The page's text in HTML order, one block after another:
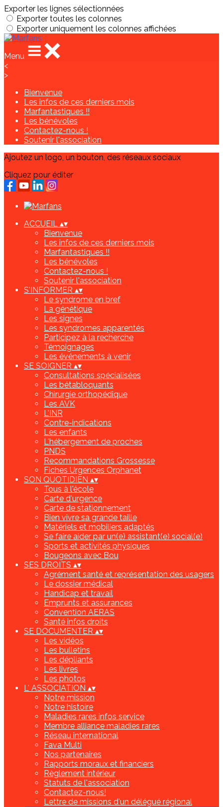
Exporter les lignes sélectionnées
Exporter toutes les colonnes
Exporter uniquement les colonnes affichées
Menu
<
>
Bienvenue
Les infos de ces derniers mois
Marfantastiques !!
Les bénévoles
Contactez-nous !
Soutenir l'association
Ajoutez un logo, un bouton, des réseaux sociaux
Cliquez pour éditer
ACCUEIL ▴▾
Bienvenue
Les infos de ces derniers mois
Marfantastiques !!
Les bénévoles
Contactez-nous !
Soutenir l'association
S'INFORMER ▴▾
Le syndrome en bref
La génétique
Les signes
Les syndromes apparentés
Participez à la recherche
Témoignages
Les événements à venir
SE SOIGNER ▴▾
Consultations spécialisées
Les bétabloquants
Chirurgie orthopédique
Les AVK
L'INR
Contre-indications
Les enfants
L'hébergement de proches
PNDS
Recommandations Grossesse
Fiches Urgences Orphanet
SON QUOTIDIEN ▴▾
Tous à l'école
Carte d'urgence
Carte de stationnement
Bien vivre sa grande taille
Matériels et mobiliers adaptés
Se faire aider par un(e) assistant(e) social(e)
Sports et activités physiques
Bougeons avec Bou
SES DROITS ▴▾
Agrément santé et représentation des usagers
Le dossier médical
Handicap et travail
Emprunts et assurances
Convention AERAS
Santé infos droits
SE DOCUMENTER ▴▾
Les vidéos
Les bulletins
Les dépliants
Les livres
Les photos
L' ASSOCIATION ▴▾
Notre mission
Notre histoire
Maladies rares infos service
Membre alliance maladies rares
Réseau international
Fava Multi
Nos partenaires
Rapports moraux et financiers
Règlement intérieur
Statuts de l'association
Contactez-nous!
Lettre de missions d'un délégué régional